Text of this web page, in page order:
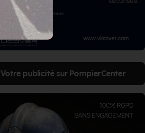
Votre publicité sur PompierCenter